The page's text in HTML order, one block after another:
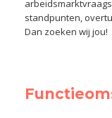
standpunten,
Dan zoeken wij jou!